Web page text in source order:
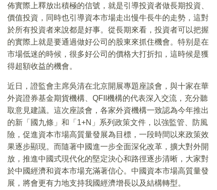
佈實際上釋放出積極的信號，就是引導投資者做長期投資、
價值投資，同時也引導資本市場走出慢牛長牛的走勢，這對
於所有投資者來說都是好事。從長期來看，投資者可以把握
的實際上就是要通過做好公司的股東來抓住機會。特别是在
市場低迷的時候，很多好公司的價格大打折扣，這時候是獲
得超額收益的機會。
近日，證監會主席吳清在北京開展專題座談會，與十家在華
外資證券基金期貨機構、QFII機構的代表深入交流，充分聽
取意見建議。這次座談會，各家外資機構一致認為今年推出
的新「國九條」和「1+N」系列政策文件，以強監管、防風
險，促進資本市場高質量發展為目標，一段時間以來政策效
果逐步顯現。而隨著中國進一步全面深化改革，擴大對外開
放，推進中國式現代化的堅定決心和路徑逐步清晰，大家對
於中國經濟和資本市場充滿著信心。中國資本市場高質量發
展，將會更有力地支持我國經濟增長以及結構轉型。